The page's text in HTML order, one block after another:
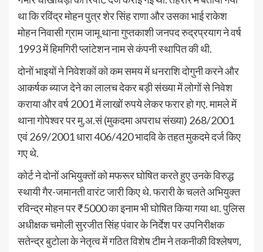
था कि रविंद्र मोहन पुत्र शेर सिंह राणा और उसका भाई राकेश
मोहन निवासी ग्राम जामू थाना गुप्तकाशी जनपद रुद्रप्रयाग ने वर्ष
1993 में हिमगिरी प्लांटेशन नाम से कंपनी स्थापित की थी.
दोनों भाइयों ने निवेशकों को कम समय में धनराशि दोगुनी करने और
आकर्षक ब्याज देने का लालच देकर बड़ी संख्या में लोगों से निवेश
कराया और वर्ष 2001 में लाखों रुपये लेकर फरार हो गए. मामले में
थाना गोपेश्वर पर मु.अ.सं (मुकदमा अपराध संख्या) 268/2001
एवं 269/2001 धारा 406/420 भादवि के तहत मुकदमे दर्ज किए
गए थे.
कोर्ट ने दोनों अभियुक्तों को मफरूर घोषित करते हुए उनके विरुद्ध
स्थायी गैर-जमानती वारंट जारी किए थे. फरारी के चलते अभियुक्त
रविन्द्र मोहन पर ₹5000 का इनाम भी घोषित किया गया था. पुलिस
अधीक्षक चमोली सुरजीत सिंह पंवार के निर्देश पर उपनिरीक्षक
सतेन्द्र बुटोला के नेतृत्व में गठित विशेष टीम ने तकनीकी विश्लेषण,